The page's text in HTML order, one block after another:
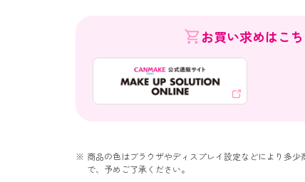
お買い求めはこ
商品の色はブラウザやディスプレイ設定などにより多
で、予めご了承ください。